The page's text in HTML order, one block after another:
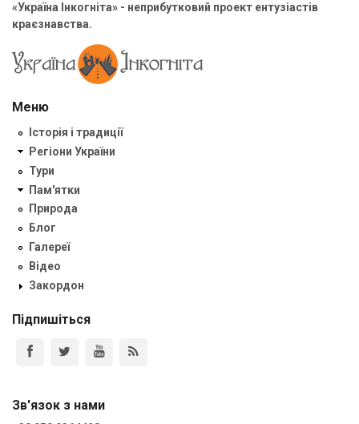
«Україна Інкогніта» - неприбутковий проект ентузіастів
краєзнавства.
Меню
Історія і традиції
Регіони України
Тури
Пам'ятки
Природа
Блог
Галереї
Відео
Закордон
Підпишіться
Зв'язок з нами